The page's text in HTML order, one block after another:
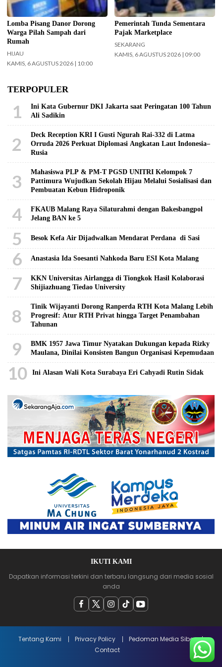
Lomba Pisang Danor Dorong
Warga Pilah Sampah dari
Rumah
HIJAU
KAMIS, 6 AGUSTUS 2026 | 10:00
Pemerintah Tunda Sementara
Pajak Marketplace
SEKARANG
KAMIS, 6 AGUSTUS 2026 | 09:00
TERPOPULER
1
Ini Kata Gubernur DKI Jakarta saat Peringatan 100 Tahun
Ali Sadikin
2
Deck Reception KRI I Gusti Ngurah Rai-332 di Latma
Orruda 2026 Perkuat Diplomasi Angkatan Laut Indonesia–
Rusia
3
Mahasiswa PLP & PM-T PGSD UNITRI Kelompok 7
Pattimura Wujudkan Sekolah Hijau Melalui Sosialisasi dan
Pembuatan Kebun Hidroponik
4
FKAUB Malang Raya Silaturahmi dengan Bakesbangpol
Jelang BAN ke 5
5 Besok Kefa Air Dijadwalkan Mendarat Perdana di Sasi
6 Anastasia Ida Soesanti Nahkoda Baru ESI Kota Malang
7
KKN Universitas Airlangga di Tiongkok Hasil Kolaborasi ​
Shijiazhuang Tiedao University
8
Tinik Wijayanti Dorong Ranperda RTH Kota Malang Lebih
Progresif: Atur RTH Privat hingga Target Penambahan
Tahunan
9
BMK 1957 Jawa Timur Nyatakan Dukungan kepada Rizky
Maulana, Dinilai Konsisten Bangun Organisasi Kepemudaan
10 Ini Alasan Wali Kota Surabaya Eri Cahyadi Rutin Sidak
IKUTI KAMI
Dapatkan informasi terkini dan terbaru langsung dari media sosial
anda
Tentang Kami Privacy Policy
Pedoman Media Siber
Contact